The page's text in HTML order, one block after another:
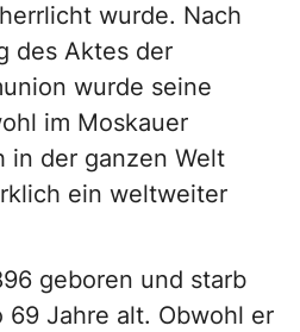
wurde. Nach
des Aktes der
wurde seine
im Moskauer
in der ganzen Welt
ein weltweiter
geboren und starb
69 Jahre alt. Obwohl er